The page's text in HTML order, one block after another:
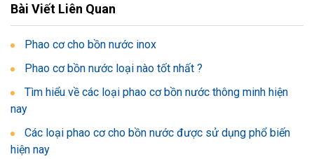
Bài Viết Liên Quan
Phao cơ cho bồn nước inox
Phao cơ bồn nước loại nào tốt nhất ?
Tìm hiểu về các loại phao cơ bồn nước thông minh hiện
nay
Các loại phao cơ cho bồn nước được sử dụng phổ biến
hiện nay